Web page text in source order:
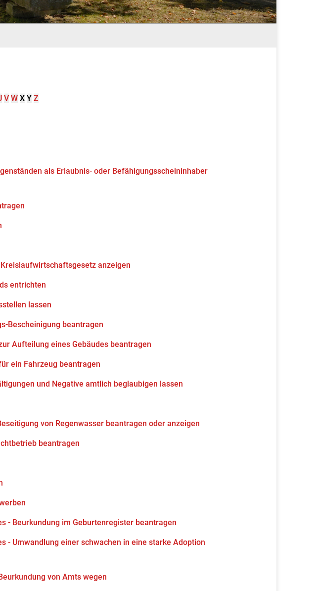
V W X Y Z
als Erlaubnis- oder Befähigungsscheininhaber
anzeigen
entrichten
lassen
Bescheinigung beantragen
Aufteilung eines Gebäudes beantragen
ein Fahrzeug beantragen
und Negative amtlich beglaubigen lassen
von Regenwasser beantragen oder anzeigen
beantragen
- Beurkundung im Geburtenregister beantragen
- Umwandlung einer schwachen in eine starke Adoption
von Amts wegen